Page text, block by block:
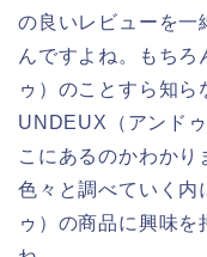
の良いレビューを一
んですよね。もち
ゥ）のことすら知ら
UNDEUX（アンド
こにあるのかわかり
色々と調べていく内
ゥ）の商品に興味を